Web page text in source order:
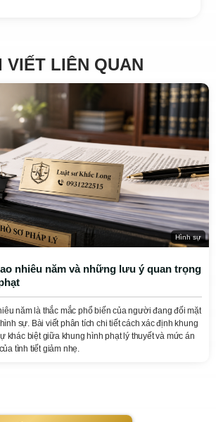
VIẾT LIÊN QUAN
Hình sự
nhiêu năm và những lưu ý quan trọng
năm là thắc mắc phổ biến của người đang đối mặt
sự. Bài viết phân tích chi tiết cách xác định khung
khác biệt giữa khung hình phạt lý thuyết và mức án
tình tiết giảm nhẹ.